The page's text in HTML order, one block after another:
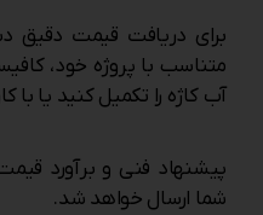
برای دریافت قیمت
متناسب با پروژه خود،
آب کاژه را تکمیل کنید یا
شما ارسال خواهد شد.